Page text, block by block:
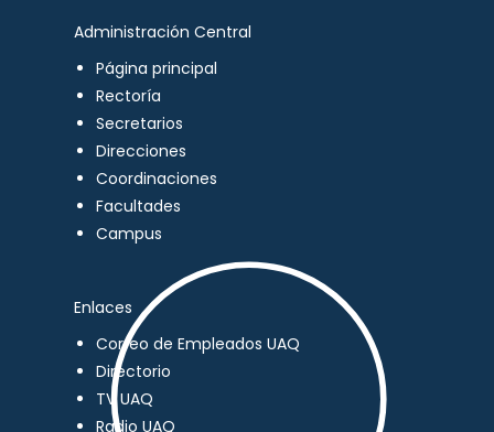
Administración Central
Página principal
Rectoría
Secretarios
Direcciones
Coordinaciones
Facultades
Campus
Enlaces
Correo de Empleados UAQ
Directorio
TV UAQ
Radio UAQ